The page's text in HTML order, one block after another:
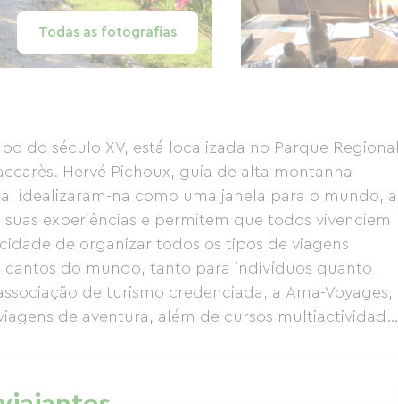
Todas as fotografias
do século XV, está localizada no Parque Regional
Hervé Pichoux, guia de alta montanha
idealizaram-na como uma janela para o mundo, a
experiências e permitem que todos vivenciem
de organizar todos os tipos de viagens
cantos do mundo, tanto para indivíduos quanto
de turismo credenciada, a Ama-Voyages,
de aventura, além de cursos multiactividades
incluem caminhadas, trilhas em rios, escalada,